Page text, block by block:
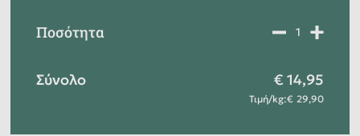
Ποσότητα
Σύνολο 14,95
Τιμή/kg: 29,90